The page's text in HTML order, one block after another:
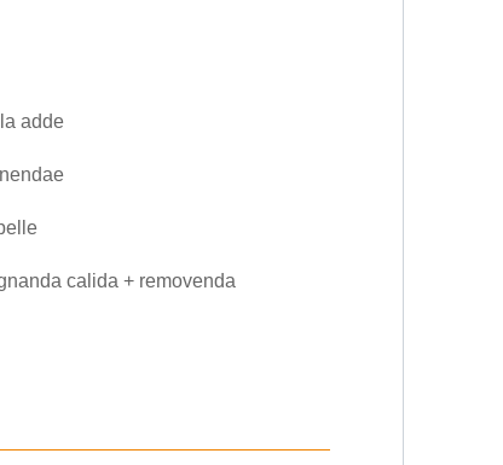
adde
calida + removenda